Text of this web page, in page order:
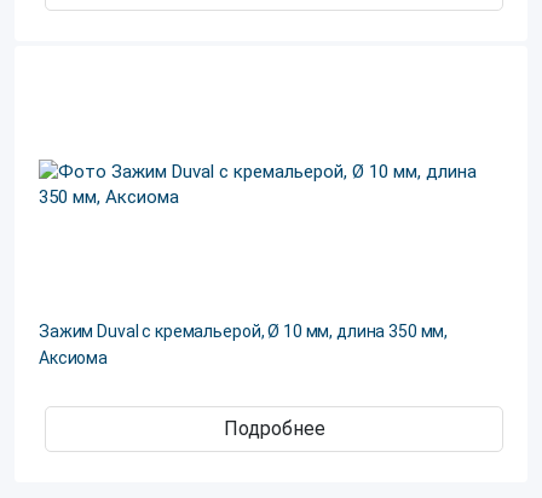
Зажим Duval с кремальерой, Ø 10 мм, длина 350 мм,
Аксиома
Подробнее